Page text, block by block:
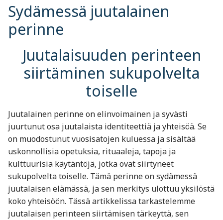
Sydämessä juutalainen
perinne
Juutalaisuuden perinteen
siirtäminen sukupolvelta
toiselle
Juutalainen perinne on elinvoimainen ja syvästi
juurtunut osa juutalaista identiteettiä ja yhteisöä. Se
on muodostunut vuosisatojen kuluessa ja sisältää
uskonnollisia opetuksia, rituaaleja, tapoja ja
kulttuurisia käytäntöjä, jotka ovat siirtyneet
sukupolvelta toiselle. Tämä perinne on sydämessä
juutalaisen elämässä, ja sen merkitys ulottuu yksilöstä
koko yhteisöön. Tässä artikkelissa tarkastelemme
juutalaisen perinteen siirtämisen tärkeyttä, sen